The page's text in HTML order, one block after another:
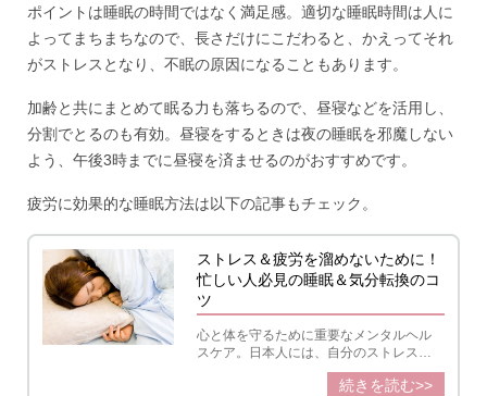
ポイントは睡眠の時間ではなく満足感。適切な睡眠時間は人に
よってまちまちなので、長さだけにこだわると、かえってそれ
がストレスとなり、不眠の原因になることもあります。
加齢と共にまとめて眠る力も落ちるので、昼寝などを活用し、
分割でとるのも有効。昼寝をするときは夜の睡眠を邪魔しない
よう、午後3時までに昼寝を済ませるのがおすすめです。
疲労に効果的な睡眠方法は以下の記事もチェック。
ストレス＆疲労を溜めないために！
忙しい人必見の睡眠＆気分転換のコ
ツ
心と体を守るために重要なメンタルヘル
スケア。日本人には、自分のストレスや
疲労に気づけない人も多いと言われてい
続きを読む>>